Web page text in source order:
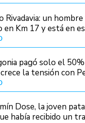
Rivadavia: un
en Km 17 y está en
pagó solo el
la tensión con
Dose, la joven
había recibido un